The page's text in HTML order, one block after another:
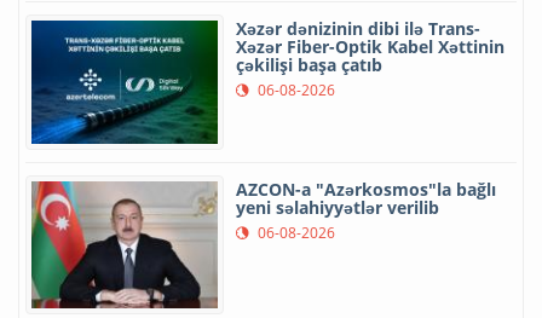
Xəzər dənizinin dibi ilə Trans-
Xəzər Fiber-Optik Kabel Xəttinin
çəkilişi başa çatıb
06-08-2026
AZCON-a "Azərkosmos"la bağlı
yeni səlahiyyətlər verilib
06-08-2026